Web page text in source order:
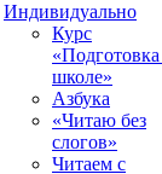
Индивидуально
Курс
школе»
Азбука
«Читаю без
слогов»
Читаем с